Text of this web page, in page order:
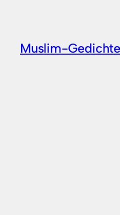
Muslim-Gedichte